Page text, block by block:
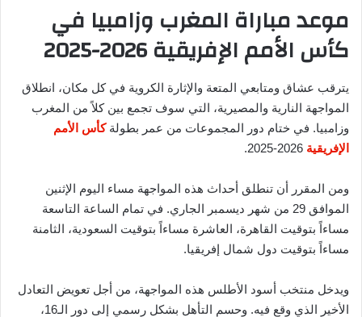
موعد مباراة المغرب وزامبيا في
كأس الأمم الإفريقية 2026-2025
يترقب عشاق ومتابعي المتعة والإثارة الكروية في كل مكان، انطلاق
المواجهة النارية والمصيرية، التي سوف تجمع بين كلاً من المغرب
وزامبيا. في ختام دور المجموعات من عمر بطولةكأس الأمم
الإفريقية
ومن المقرر أن تنطلق أحداث هذه المواجهة مساء اليوم الإثنين
الموافق 29 من شهر ديسمبر الجاري. في تمام الساعة التاسعة
مساءاً بتوقيت القاهرة، العاشرة مساءاً بتوقيت السعودية، الثامنة
مساءاً بتوقيت دول شمال إفريقيا.
ويدخل منتخب أسود الأطلس هذه المواجهة، من أجل تعويض التعادل
الأخير الذي وقع فيه. وحسم التأهل بشكل رسمي إلى دور الـ16،